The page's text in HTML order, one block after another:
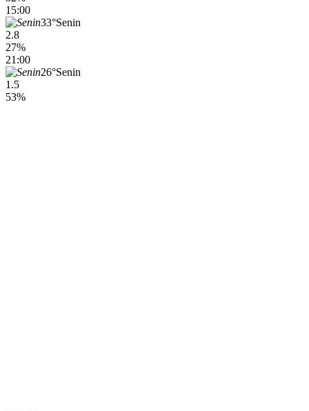
15:00
33°Senin
2.8
27%
21:00
26°Senin
1.5
53%